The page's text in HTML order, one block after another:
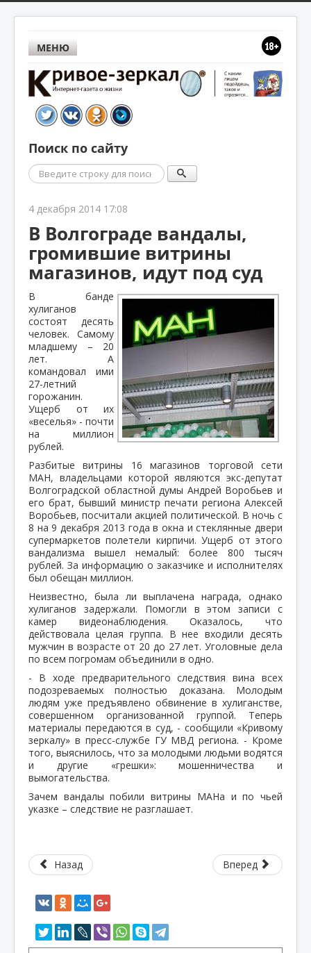
МЕНЮ
Поиск по сайту
Поиск
4 декабря 2014 17:08
В Волгограде вандалы,
громившие витрины
магазинов, идут под суд
В банде
хулиганов
состоят деcять
человек. Самому
младшему – 20
лет. А
командовал ими
27-летний
горожанин.
Ущерб от их
«веселья» - почти
на миллион
рублей.
Разбитые витрины 16 магазинов торговой сети
МАН, владельцами которой являются экс-депутат
Волгоградской областной думы Андрей Воробьев и
его брат, бывший министр печати региона Алексей
Воробьев, посчитали акцией политической. В ночь с
8 на 9 декабря 2013 года в окна и стеклянные двери
супермаркетов полетели кирпичи. Ущерб от этого
вандализма вышел немалый: более 800 тысяч
рублей. За информацию о заказчике и исполнителях
был обещан миллион.
Неизвестно, была ли выплачена награда, однако
хулиганов задержали. Помогли в этом записи с
камер видеонаблюдения. Оказалось, что
действовала целая группа. В нее входили деcять
мужчин в возрасте от 20 до 27 лет. Уголовные дела
по всем погромам объединили в одно.
- В ходе предварительного следствия вина всех
подозреваемых полностью доказана. Молодым
людям уже предъявлено обвинение в хулиганстве,
совершенном организованной группой. Теперь
материалы передаются в суд, - сообщили «Кривому
зеркалу» в пресс-службе ГУ МВД региона. - Кроме
того, выяснилось, что за молодыми людьми водятся
и другие «грешки»: мошенничества и
вымогательства.
Зачем вандалы побили витрины МАНа и по чьей
указке – следствие не разглашает.
Назад Вперед